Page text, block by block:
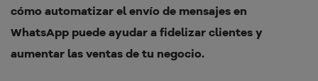
cómo automatizar el envío de mensajes en
WhatsApp puede ayudar a fidelizar clientes y
aumentar las ventas de tu negocio.